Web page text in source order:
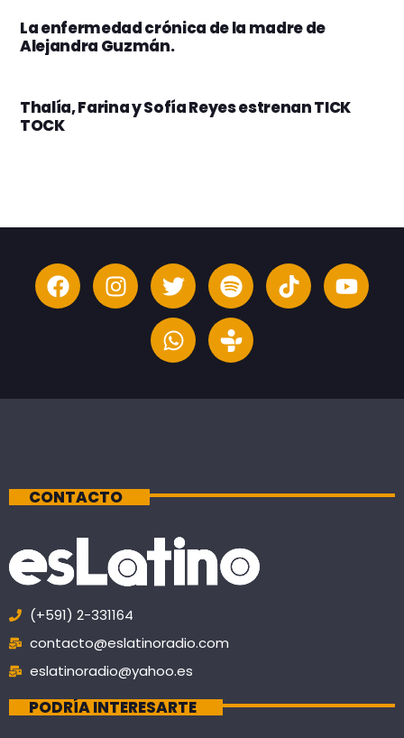
La enfermedad crónica de la madre de
Alejandra Guzmán.
Thalía, Farina y Sofía Reyes estrenan TICK
TOCK
CONTACTO
(+591) 2-331164
contacto@eslatinoradio.com
eslatinoradio@yahoo.es
PODRÍA INTERESARTE